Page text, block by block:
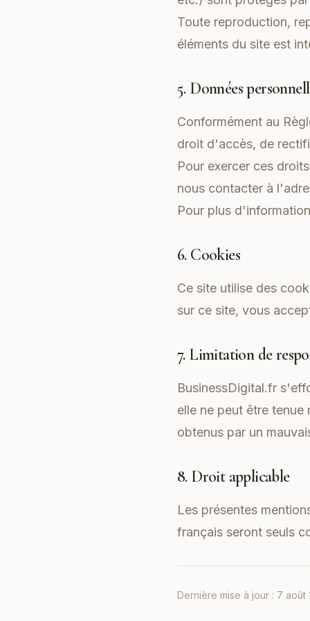
Toute reproduction,
éléments du site est
5. Données
Conformément au
droit d'accès, de
Pour exercer ces
nous contacter à
Pour plus
6. Cookies
Ce site utilise des
sur ce site, vous
7. Limitation de
BusinessDigital.fr
elle ne peut être
obtenus par un
8. Droit applicable
Les présentes
français seront seuls
Dernière mise à jour : 7 août